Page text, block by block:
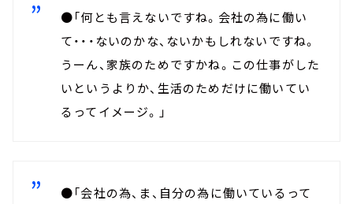
●「何とも言えないですね。会社の為に働い
て・・・ないのかな、ないかもしれないですね。
うーん、家族のためですかね。この仕事がした
いというよりか、生活のためだけに働いてい
るってイメージ。」
●「会社の為、ま、自分の為に働いているって